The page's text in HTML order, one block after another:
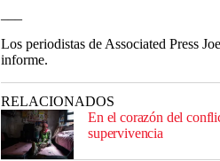
Los periodistas de Associated Press
informe.
RELACIONADOS
En el corazón del
supervivencia